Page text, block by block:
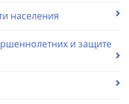
населения
и защите